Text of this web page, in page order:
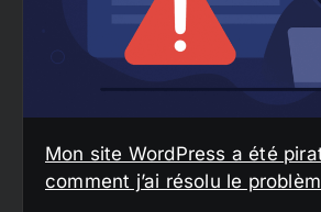
Mon site WordPress a été
comment j’ai résolu le